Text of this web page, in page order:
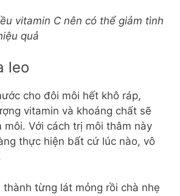
vitamin C nên có thể giảm tình
quả
leo
cho đôi môi hết khô ráp,
vitamin và khoáng chất sẽ
môi. Với cách trị môi thâm này
thực hiện bất cứ lúc nào, vô
từng lát mỏng rồi chà nhẹ